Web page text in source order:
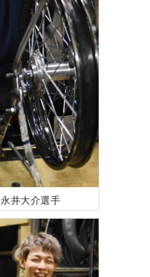
井大介選手